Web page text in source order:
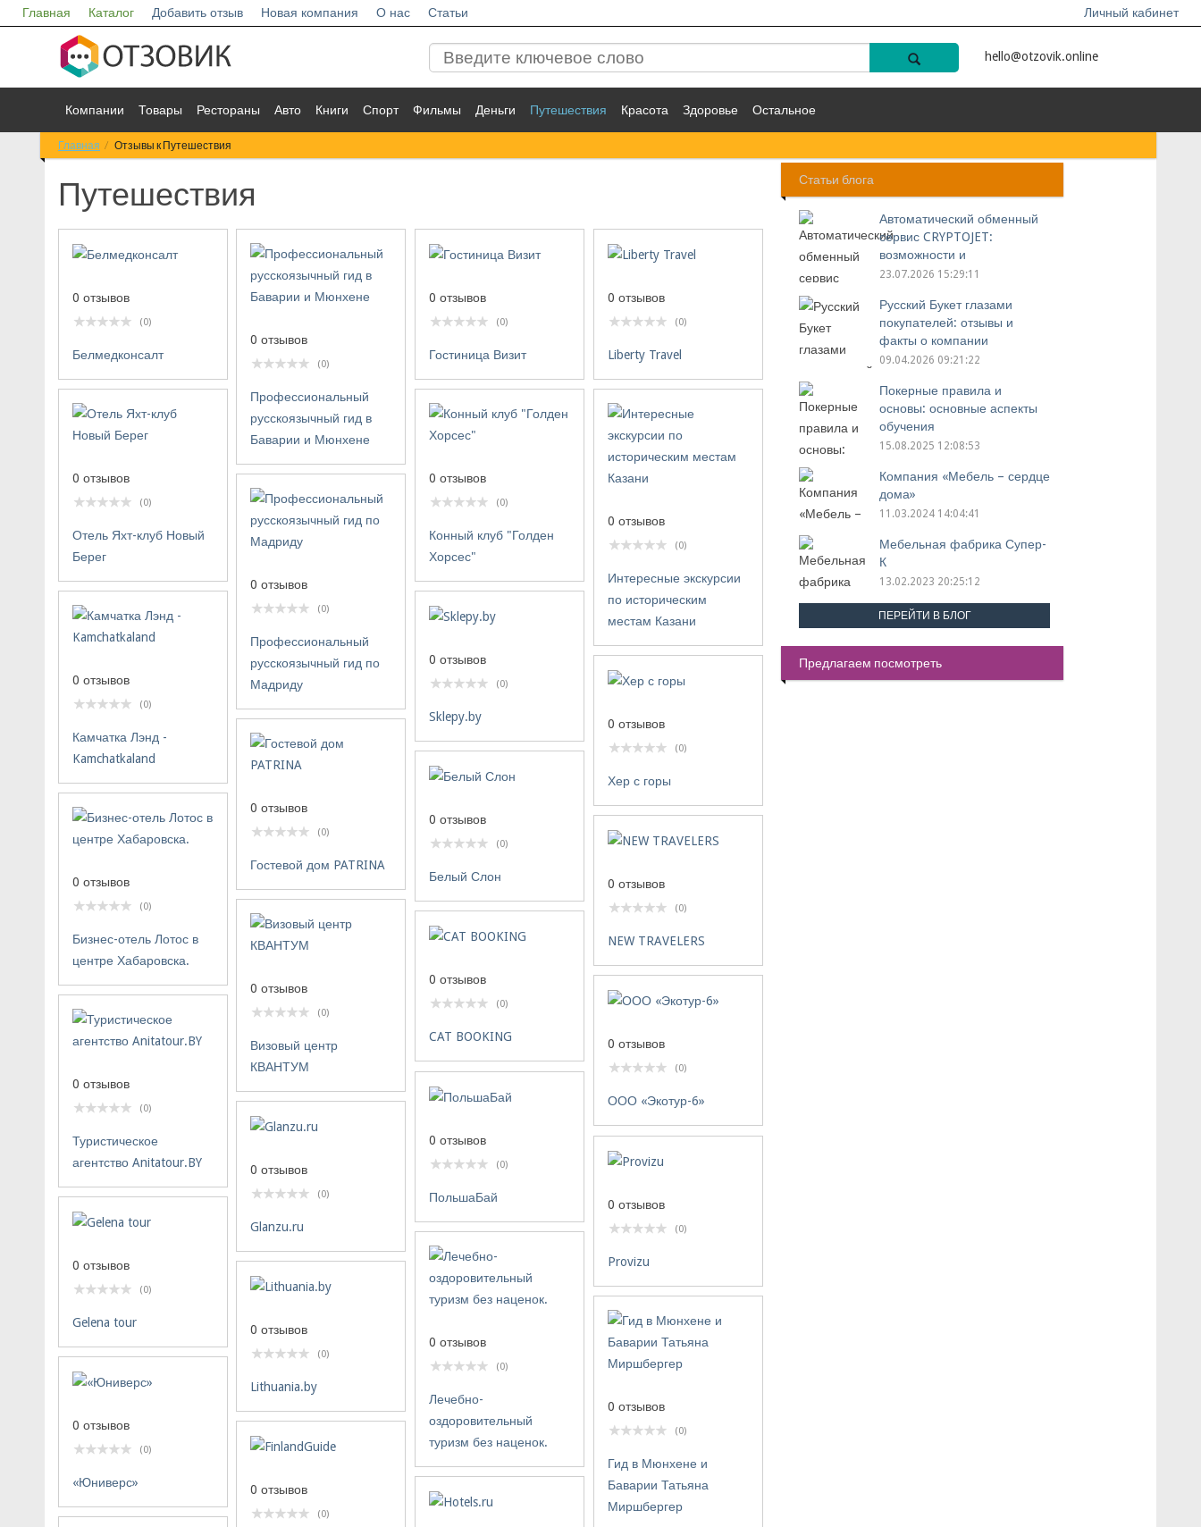
Главная Каталог Добавить отзыв Новая компания О нас Статьи Личный кабинет
hello@otzovik.online
Компании Товары Рестораны Авто Книги Спорт Фильмы Деньги Путешествия Красота Здоровье Остальное
Главная Отзывы к Путешествия
Путешествия
0 отзывов
(0)
Белмедконсалт
0 отзывов
(0)
Профессиональный
русскоязычный гид в
Баварии и Мюнхене
0 отзывов
(0)
Гостиница Визит
0 отзывов
(0)
Liberty Travel
0 отзывов
(0)
Отель Яхт-клуб Новый
Берег
0 отзывов
(0)
Конный клуб "Голден
Хорсес"
0 отзывов
(0)
Интересные экскурсии
по историческим
местам Казани
0 отзывов
(0)
Профессиональный
русскоязычный гид по
Мадриду
0 отзывов
(0)
Камчатка Лэнд -
Kamchatkaland
0 отзывов
(0)
Sklepy.by 0 отзывов
(0)
Хер с горы
0 отзывов
(0)
Гостевой дом PATRINA
0 отзывов
(0)
Белый Слон
0 отзывов
(0)
Бизнес-отель Лотос в
центре Хабаровска.
0 отзывов
(0)
NEW TRAVELERS
0 отзывов
(0)
Визовый центр
КВАНТУМ
0 отзывов
(0)
CAT BOOKING 0 отзывов
(0)
ООО «Экотур-6»
0 отзывов
(0)
Туристическое
агентство Anitatour.BY
0 отзывов
(0)
ПольшаБай
0 отзывов
(0)
Glanzu.ru
0 отзывов
(0)
Provizu
0 отзывов
(0)
Gelena tour
0 отзывов
(0)
Лечебно-
оздоровительный
туризм без наценок.
0 отзывов
(0)
Lithuania.by
0 отзывов
(0)
Гид в Мюнхене и
Баварии Татьяна
Миршбергер
0 отзывов
(0)
«Юниверс» 0 отзывов
(0)
Статьи блога
Автоматический обменный
сервис CRYPTOJET:
возможности и
преимущества
23.07.2026 15:29:11
Русский Букет глазами
покупателей: отзывы и
факты о компании
09.04.2026 09:21:22
Покерные правила и
основы: основные аспекты
обучения
15.08.2025 12:08:53
Компания «Мебель – сердце
дома»
11.03.2024 14:04:41
Мебельная фабрика Супер-
К
13.02.2023 20:25:12
ПЕРЕЙТИ В БЛОГ
Предлагаем посмотреть